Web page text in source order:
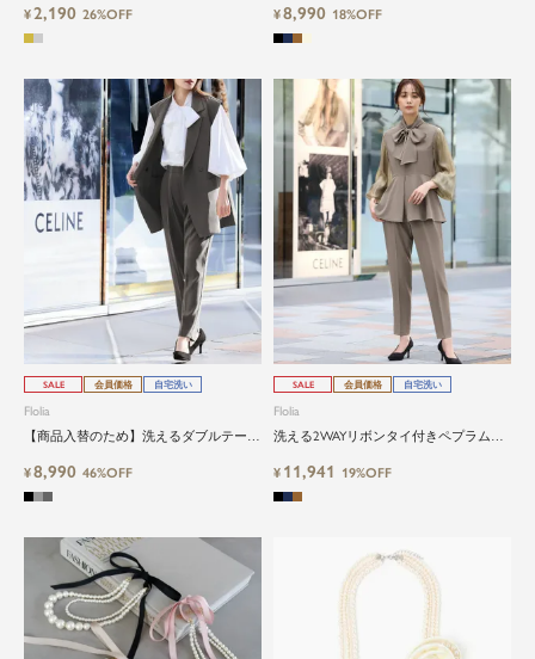
¥2,190 26%OFF ¥8,990 18%OFF
SALE 会員価格 自宅洗い
Flolia
【商品入替のため】洗えるダブルテーラ
の2点セットアップフォーマルセレモニ
ービジネススーツ
¥8,990 46%OFF
SALE 会員価格 自宅洗い
Flolia
洗える2WAYリボンタイ付きペプラムブ
プセレモニースーツ
¥ 11,941 19%OFF